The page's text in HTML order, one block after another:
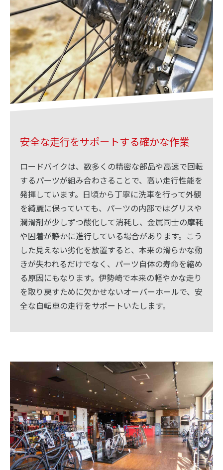
安全な走行をサポートする確かな作業
ロードバイクは、数多くの精密な部品や高速で回転
するパーツが組み合わさることで、高い走行性能を
発揮しています。日頃から丁寧に洗車を行って外観
を綺麗に保っていても、パーツの内部ではグリスや
潤滑剤が少しずつ酸化して消耗し、金属同士の摩耗
や固着が静かに進行している場合があります。こう
した見えない劣化を放置すると、本来の滑らかな動
きが失われるだけでなく、パーツ自体の寿命を縮め
る原因にもなります。伊勢崎で本来の軽やかな走り
を取り戻すために欠かせないオーバーホールで、安
全な自転車の走行をサポートいたします。